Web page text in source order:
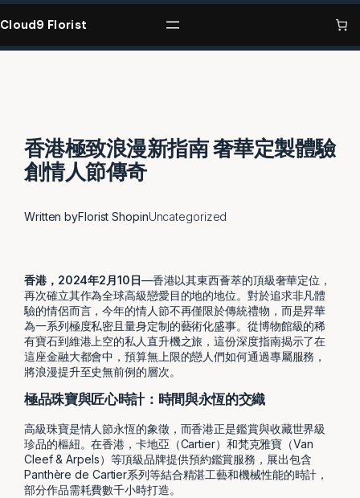
Skip
to
Cloud9 Florist
香港極致浪漫新指南 奢華定製體驗
創情人節傳奇
Written byFlorist ShopinUncategorized
香港，2024年2月10日—香港以其東西薈萃的頂級奢華定位，
再次確立其作為全球高級戀愛目的地的地位。對於追求非凡體
驗的情侶而言，今年的情人節不再僅限於傳統禮物，而是昇華
為一系列極度私密且量身定制的藝術化盛事。從博物館級的稀
有寶石到維港上空的私人直升機之旅，這份深度指南揭示了在
這座金融大都會中，預算無上限的戀人們如何通過專屬服務，
將浪漫提升至史無前例的層次。
極品珠寶與匠心時計：時間與永恆的交織
高級珠寶是情人節永恆的象徵，而香港正是鑑賞與收藏世界級
珍品的樞紐。在香港，卡地亞（Cartier）和梵克雅寶（Van
Cleef & Arpels）等頂級品牌提供預約鑑賞服務，展出包含
Panthère de Cartier系列等結合精湛工藝和機械性能的時計，
部分作品需耗費數千小時打造。